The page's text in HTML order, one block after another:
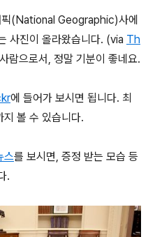
픽(National Geographic)사에
사진이 올라왔습니다. (via Th
람으로서, 정말 기분이 좋네요.
에 들어가 보시면 됩니다. 최
볼 수 있습니다.
스를 보시면, 증정 받는 모습 등
.